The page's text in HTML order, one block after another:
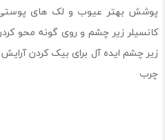
پوشش بهتر عیوب و لک های پوستی
کانسیلر زیر چشم و روی گونه محو
زیر چشم ایده آل برای بیک کردن
چرب